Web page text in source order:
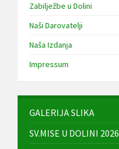
Zabilježbe u Dolini
Naši Darovatelji
Naša Izdanja
Impressum
GALERIJA SLIKA
SV.MISE U DOLINI 2026